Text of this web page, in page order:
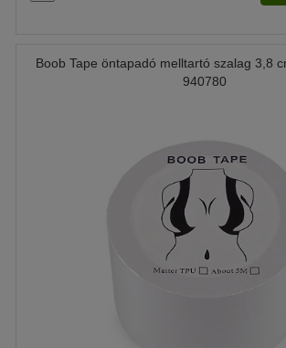
Boob Tape öntapadó melltartó szalag 3,8
940780